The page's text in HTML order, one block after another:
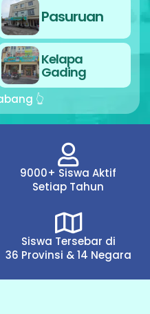
Pasuruan
Kelapa
Gading
👆
9000+ Siswa Aktif
Setiap Tahun
Siswa Tersebar di
36 Provinsi & 14 Negara